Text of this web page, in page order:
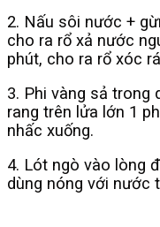
2. Nấu sôi nước +
cho ra rổ xả nước
phút, cho ra rổ xóc
3. Phi vàng sả trong
rang trên lửa lớn 1
nhấc xuống.
4. Lót ngò vào lòng
dùng nóng với nước